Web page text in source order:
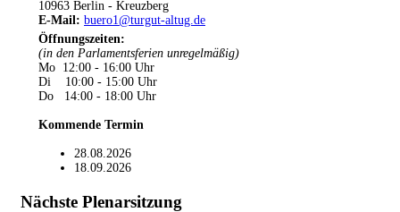
10963 Berlin - Kreuzberg
E-Mail: buero1@turgut-altug.de
Öffnungszeiten:
(in den Parlamentsferien unregelmäßig)
Mo 12:00 - 16:00 Uhr
Di 10:00 - 15:00 Uhr
Do 14:00 - 18:00 Uhr
Kommende Termin
28.08.2026
18.09.2026
Nächste Plenarsitzung